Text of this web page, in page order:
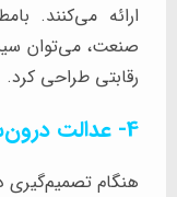
ارائه می‌کنند.
صنعت، می‌توان
رقابتی طراحی کرد.
4- عدالت درون‌سازمانی را رعایت نمی‌کنید.
هنگام تصمیم‌گیری